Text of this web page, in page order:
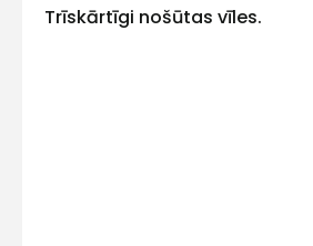
Trīskārtīgi nošūtas vīles.